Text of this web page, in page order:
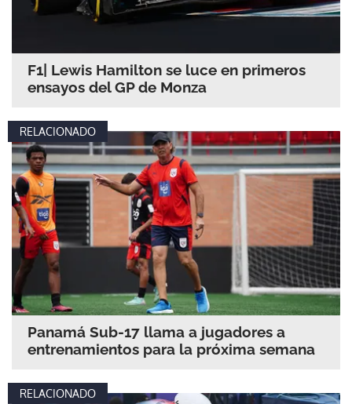
F1| Lewis Hamilton se luce en primeros
ensayos del GP de Monza
RELACIONADO
Panamá Sub-17 llama a jugadores a
entrenamientos para la próxima semana
RELACIONADO